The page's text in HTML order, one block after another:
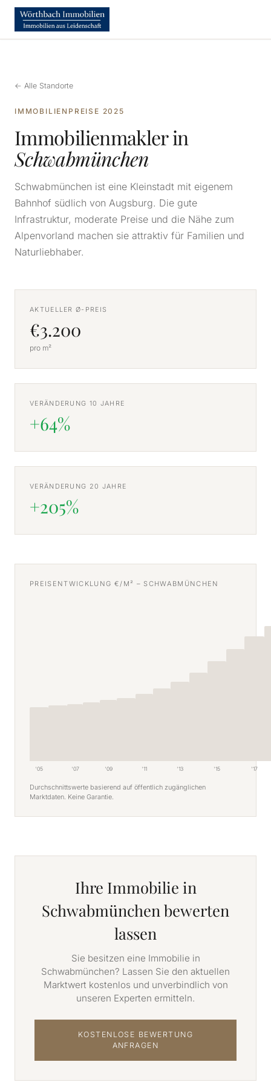
← Alle Standorte
IMMOBILIENPREISE 2025
Immobilienmakler in
Schwabmünchen
Schwabmünchen ist eine Kleinstadt mit eigenem
Bahnhof südlich von Augsburg. Die gute
Infrastruktur, moderate Preise und die Nähe zum
Alpenvorland machen sie attraktiv für Familien und
Naturliebhaber.
AKTUELLER Ø-PREIS
€3.200
pro m²
VERÄNDERUNG 10 JAHRE
+64%
VERÄNDERUNG 20 JAHRE
+205%
PREISENTWICKLUNG €/M² – SCHWABMÜNCHEN
'05 '07 '09 '11 '13 '15 '17
Durchschnittswerte basierend auf öffentlich zugänglichen
Marktdaten. Keine Garantie.
Ihre Immobilie in
Schwabmünchen bewerten
lassen
Sie besitzen eine Immobilie in
Schwabmünchen? Lassen Sie den aktuellen
Marktwert kostenlos und unverbindlich von
unseren Experten ermitteln.
KOSTENLOSE BEWERTUNG
ANFRAGEN